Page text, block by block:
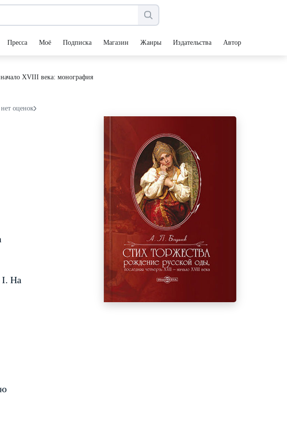
Пресса Моё Подписка Магазин Жанры Издательства Авторы
XVIII века: монография
оценок
I. На